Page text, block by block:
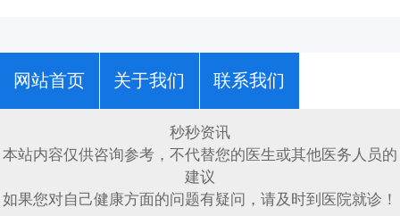
网站首页 关于我们 联系我们
秒秒资讯
本站内容仅供咨询参考，不代替您的医生或其他医务人员的
建议
如果您对自己健康方面的问题有疑问，请及时到医院就诊！